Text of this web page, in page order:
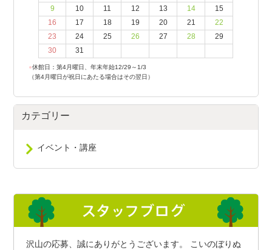
9
10 11 12 13 14
15
16
17 18 19 20 21
22
23
24 25 26 27 28
29
30
31
●休館日：第4月曜日、年末年始12/29～1/3
（第4月曜日が祝日にあたる場合はその翌日）
カテゴリー
イベント・講座
沢山の応募、誠にありがとうございます。 こいのぼりぬ